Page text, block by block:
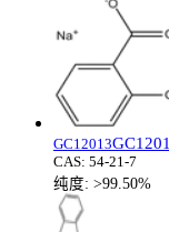
GC12013
CAS: 54-21-7
纯度: >99.50%